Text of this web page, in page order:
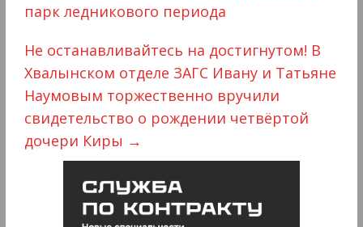
парк ледникового периода
Не останавливайтесь на достигнутом! В
Хвалынском отделе ЗАГС Ивану и Татьяне
Наумовым торжественно вручили
свидетельство о рождении четвёртой
дочери Киры →